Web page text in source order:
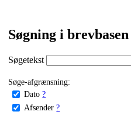
Søgning i brevbasen
Søgetekst
Søge-afgrænsning:
Dato ?
Afsender ?